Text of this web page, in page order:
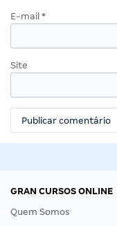
E-mail *
Site
GRAN CURSOS ONLINE
Quem Somos